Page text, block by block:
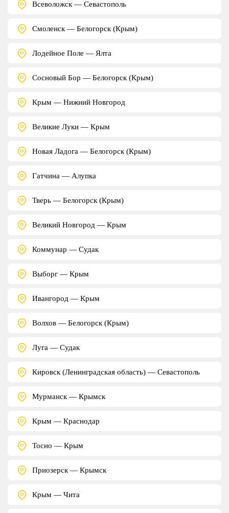
Всеволожск — Севастополь
Смоленск — Белогорск (Крым)
Лодейное Поле — Ялта
Сосновый Бор — Белогорск (Крым)
Крым — Нижний Новгород
Великие Луки — Крым
Новая Ладога — Белогорск (Крым)
Гатчина — Алупка
Тверь — Белогорск (Крым)
Великий Новгород — Крым
Коммунар — Судак
Выборг — Крым
Ивангород — Крым
Волхов — Белогорск (Крым)
Луга — Судак
Кировск (Ленинградская область) — Севастополь
Мурманск — Крымск
Крым — Краснодар
Тосно — Крым
Приозерск — Крымск
Крым — Чита